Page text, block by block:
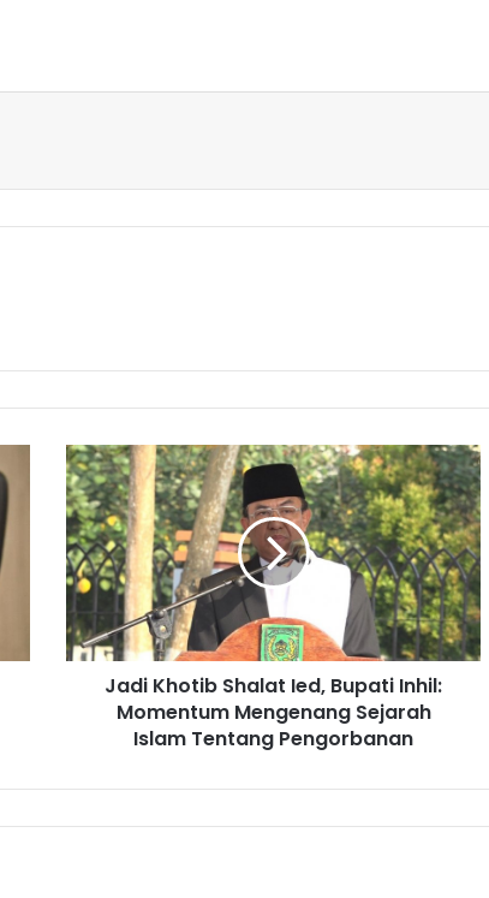
Jadi Khotib Shalat Ied, Bupati Inhil:
Momentum Mengenang Sejarah
Islam Tentang Pengorbanan